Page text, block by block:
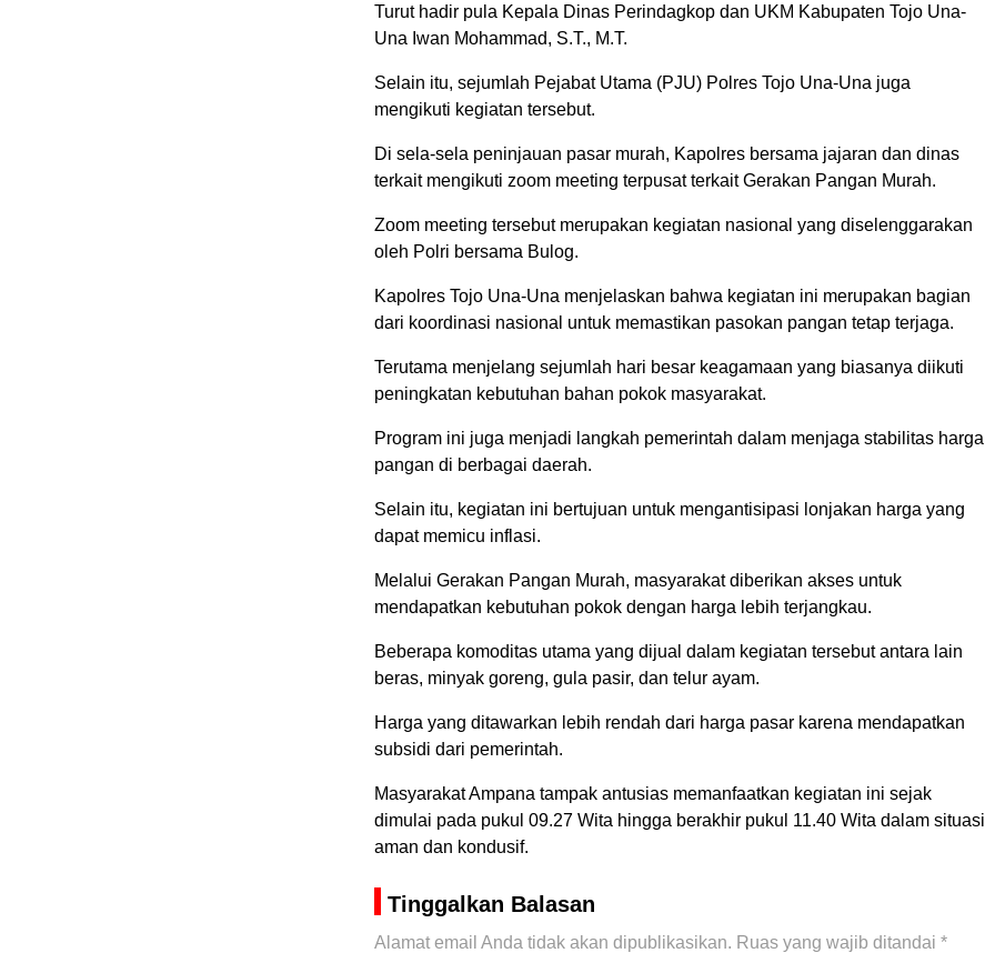
Turut hadir pula Kepala Dinas Perindagkop dan UKM Kabupaten Tojo Una-
Una Iwan Mohammad, S.T., M.T.
Selain itu, sejumlah Pejabat Utama (PJU) Polres Tojo Una-Una juga
mengikuti kegiatan tersebut.
Di sela-sela peninjauan pasar murah, Kapolres bersama jajaran dan dinas
terkait mengikuti zoom meeting terpusat terkait Gerakan Pangan Murah.
Zoom meeting tersebut merupakan kegiatan nasional yang diselenggarakan
oleh Polri bersama Bulog.
Kapolres Tojo Una-Una menjelaskan bahwa kegiatan ini merupakan bagian
dari koordinasi nasional untuk memastikan pasokan pangan tetap terjaga.
Terutama menjelang sejumlah hari besar keagamaan yang biasanya diikuti
peningkatan kebutuhan bahan pokok masyarakat.
Program ini juga menjadi langkah pemerintah dalam menjaga stabilitas harga
pangan di berbagai daerah.
Selain itu, kegiatan ini bertujuan untuk mengantisipasi lonjakan harga yang
dapat memicu inflasi.
Melalui Gerakan Pangan Murah, masyarakat diberikan akses untuk
mendapatkan kebutuhan pokok dengan harga lebih terjangkau.
Beberapa komoditas utama yang dijual dalam kegiatan tersebut antara lain
beras, minyak goreng, gula pasir, dan telur ayam.
Harga yang ditawarkan lebih rendah dari harga pasar karena mendapatkan
subsidi dari pemerintah.
Masyarakat Ampana tampak antusias memanfaatkan kegiatan ini sejak
dimulai pada pukul 09.27 Wita hingga berakhir pukul 11.40 Wita dalam situasi
aman dan kondusif.
Tinggalkan Balasan
Alamat email Anda tidak akan dipublikasikan. Ruas yang wajib ditandai *